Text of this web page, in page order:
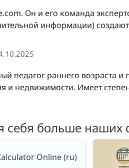
Он и его команда
информации)
педагог раннего возраста
и недвижимости. Имеет
себя больше наших
Online (ru)